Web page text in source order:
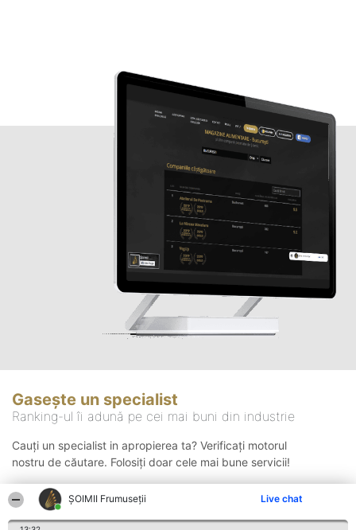
ȘOIMII Frumuseții Live chat
Gasește un specialist
Ranking-ul îi adună pe cei mai buni din industrie
Cauți un specialist in apropierea ta? Verificați motorul
nostru de căutare. Folosiți doar cele mai bune servicii!